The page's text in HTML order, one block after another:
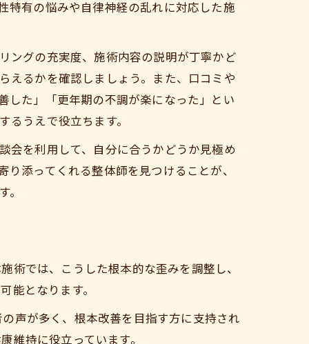
特有の悩みや自律神経の乱れに対応した施
ングの充実度、施術内容の説明が丁寧かど
えるかを確認しましょう。また、口コミや
した」「更年期の不調が楽になった」とい
るうえで役立ちます。
会を利用して、自分に合うかどうか見極め
添ってくれる整体師を見つけることが、
。
術では、こうした根本的な歪みを調整し、
能となります。
声が多く、根本改善を目指す方に支持され
維持に役立っています。